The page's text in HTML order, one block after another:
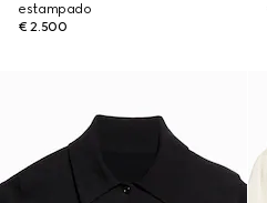
estampado
€ 2.500